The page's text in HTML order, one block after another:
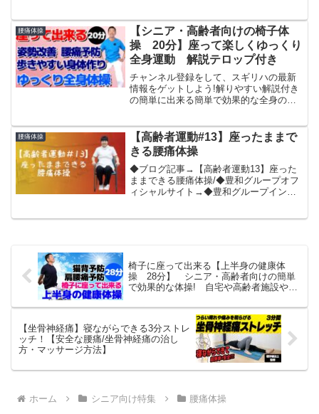
い身体をつくりましょう！主治医から運
動を制限されている方...
腰痛体操
【シニア・高齢者向けの椅子体
操 20分】座って楽しくゆっくり
全身運動 解説テロップ付き
チャンネル登録をして、スギリハの最新
情報をゲットしよう!解りやすい解説付き
の簡単に出来る簡単で効果的な全身の高
ます。・痛くない範囲で無理なく行いま
しょう・背もたれにのあ...
腰痛体操
【高齢者運動#13】座ったままで
きる腰痛体操
◆ブログ記事→【高齢者運動13】座った
ままできる腰痛体操/◆豊和グループオフ
ィシャルサイト→◆豊和グループインス
椅子に座って出来る【上半身の健康体
操 28分】 シニア・高齢者向けの簡単
で効果的な体操! 自宅や高齢者施設やデ
【坐骨神経痛】寝ながらできる3分ストレ
ッチ！【安全な腰痛/坐骨神経痛の治し
方・マッサージ方法】
ホーム シニア向け特集 腰痛体操